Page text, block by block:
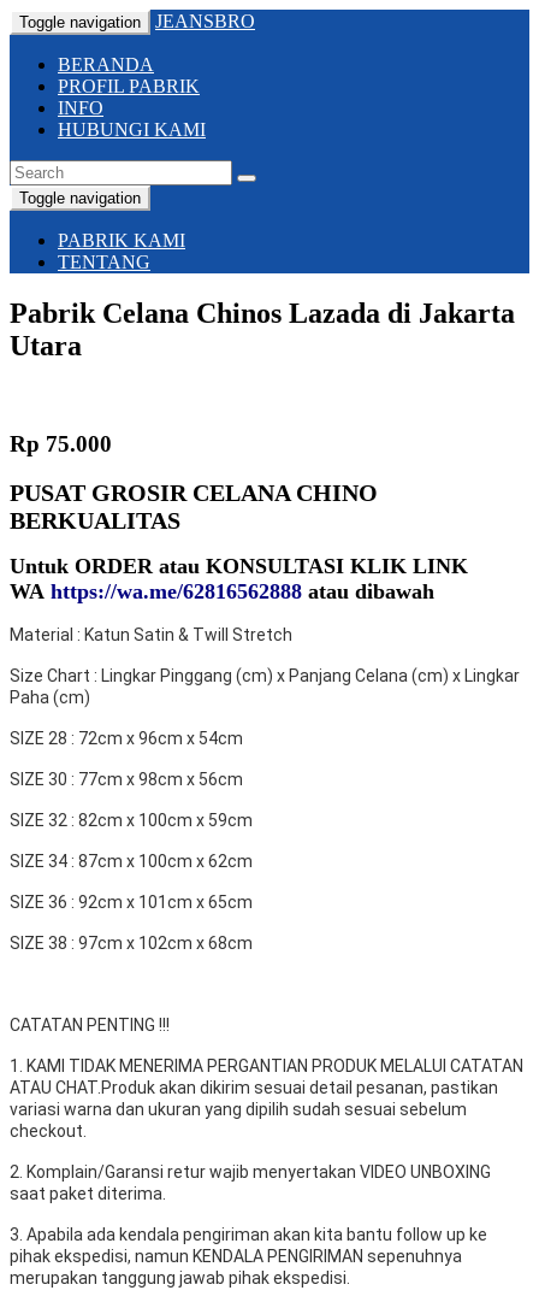
Toggle navigation JEANSBRO
BERANDA
PROFIL PABRIK
INFO
HUBUNGI KAMI
Toggle navigation
PABRIK KAMI
TENTANG
Pabrik Celana Chinos Lazada di Jakarta
Utara
Rp 75.000
PUSAT GROSIR CELANA CHINO
BERKUALITAS
Untuk ORDER atau KONSULTASI KLIK LINK
WA https://wa.me/62816562888 ​ atau dibawah
Material : Katun Satin & Twill Stretch
Size Chart : Lingkar Pinggang (cm) x Panjang Celana (cm) x Lingkar
Paha (cm)
SIZE 28 : 72cm x 96cm x 54cm
SIZE 30 : 77cm x 98cm x 56cm
SIZE 32 : 82cm x 100cm x 59cm
SIZE 34 : 87cm x 100cm x 62cm
SIZE 36 : 92cm x 101cm x 65cm
SIZE 38 : 97cm x 102cm x 68cm
CATATAN PENTING !!!
1. KAMI TIDAK MENERIMA PERGANTIAN PRODUK MELALUI CATATAN
ATAU CHAT.Produk akan dikirim sesuai detail pesanan, pastikan
variasi warna dan ukuran yang dipilih sudah sesuai sebelum
checkout.
2. Komplain/Garansi retur wajib menyertakan VIDEO UNBOXING
saat paket diterima.
3. Apabila ada kendala pengiriman akan kita bantu follow up ke
pihak ekspedisi, namun KENDALA PENGIRIMAN sepenuhnya
merupakan tanggung jawab pihak ekspedisi.